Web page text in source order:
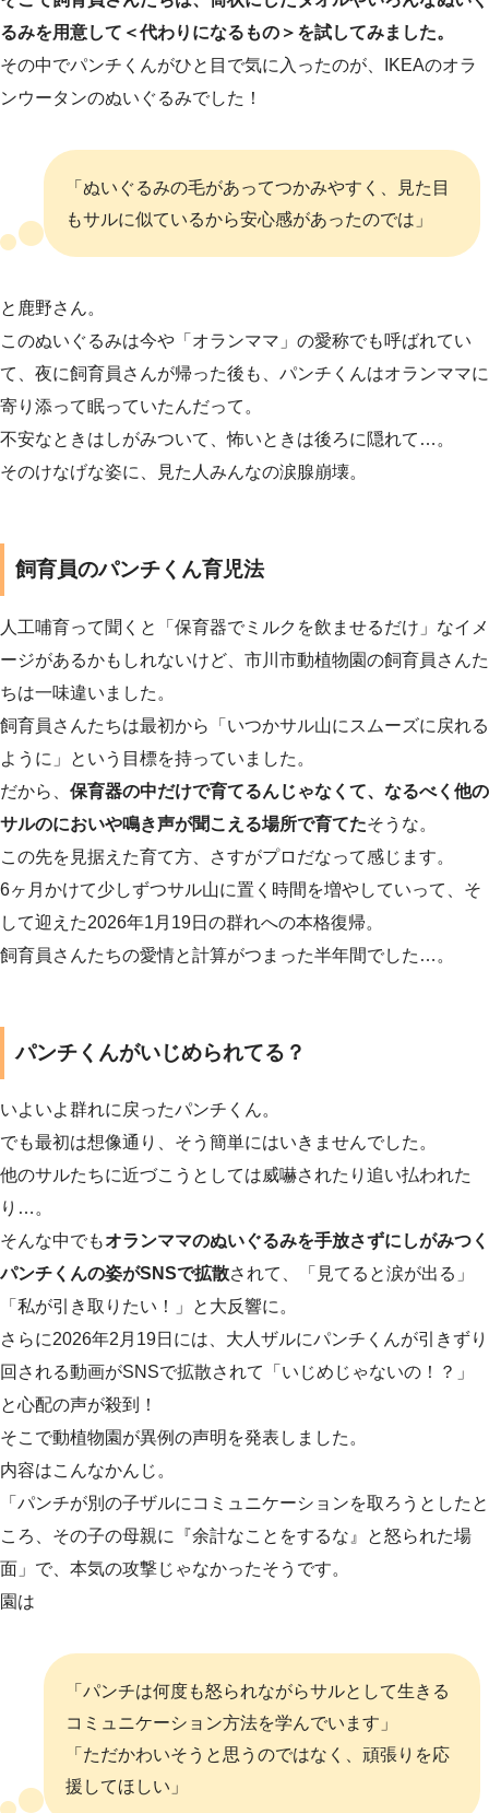
るみを用意して＜代わりになるもの＞を試してみました。
その中でパンチくんがひと目で気に入ったのが、IKEAのオラ
ンウータンのぬいぐるみでした！
「ぬいぐるみの毛があってつかみやすく、見た目
もサルに似ているから安心感があったのでは」
と鹿野さん。
このぬいぐるみは今や「オランママ」の愛称でも呼ばれてい
て、夜に飼育員さんが帰った後も、パンチくんはオランママに
寄り添って眠っていたんだって。
不安なときはしがみついて、怖いときは後ろに隠れて…。
そのけなげな姿に、見た人みんなの涙腺崩壊。
飼育員のパンチくん育児法
人工哺育って聞くと「保育器でミルクを飲ませるだけ」なイメ
ージがあるかもしれないけど、市川市動植物園の飼育員さんた
ちは一味違いました。
飼育員さんたちは最初から「いつかサル山にスムーズに戻れる
ように」という目標を持っていました。
だから、 保育器の中だけで育てるんじゃなくて、なるべく他の
サルのにおいや鳴き声が聞こえる場所で育てたそうな。
この先を見据えた育て方、さすがプロだなって感じます。
6ヶ月かけて少しずつサル山に置く時間を増やしていって、そ
して迎えた2026年1月19日の群れへの本格復帰。
飼育員さんたちの愛情と計算がつまった半年間でした…。
パンチくんがいじめられてる？
いよいよ群れに戻ったパンチくん。
でも最初は想像通り、そう簡単にはいきませんでした。
他のサルたちに近づこうとしては威嚇されたり追い払われた
り…。
そんな中でもオランママのぬいぐるみを手放さずにしがみつく
パンチくんの姿がSNSで拡散されて、「見てると涙が出る」
「私が引き取りたい！」と大反響に。
さらに2026年2月19日には、大人ザルにパンチくんが引きずり
回される動画がSNSで拡散されて「いじめじゃないの！？」
と心配の声が殺到！
そこで動植物園が異例の声明を発表しました。
内容はこんなかんじ。
「パンチが別の子ザルにコミュニケーションを取ろうとしたと
ころ、その子の母親に『余計なことをするな』と怒られた場
面」で、本気の攻撃じゃなかったそうです。
園は
「パンチは何度も怒られながらサルとして生きる
コミュニケーション方法を学んでいます」
「ただかわいそうと思うのではなく、頑張りを応
援してほしい」